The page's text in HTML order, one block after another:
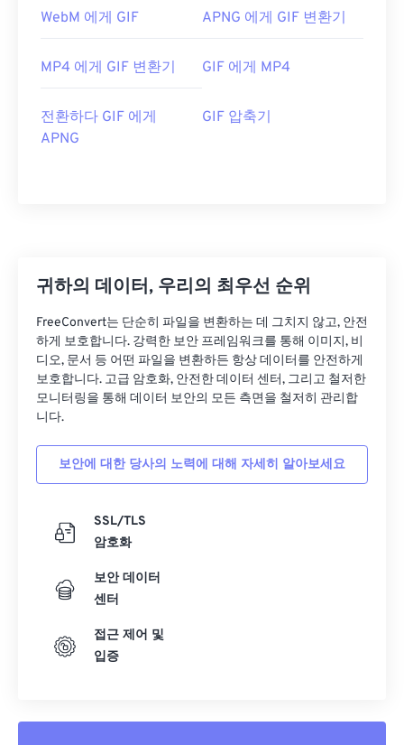
WebM 에게 GIF APNG 에게 GIF 변환기
MP4 에게 GIF 변환기 GIF 에게 MP4
전환하다 GIF 에게
APNG
GIF 압축기
귀하의 데이터, 우리의 최우선 순위
FreeConvert는 단순히 파일을 변환하는 데 그치지 않고, 안전
하게 보호합니다. 강력한 보안 프레임워크를 통해 이미지, 비
디오, 문서 등 어떤 파일을 변환하든 항상 데이터를 안전하게
보호합니다. 고급 암호화, 안전한 데이터 센터, 그리고 철저한
모니터링을 통해 데이터 보안의 모든 측면을 철저히 관리합
니다.
보안에 대한 당사의 노력에 대해 자세히 알아보세요
SSL/TLS
암호화
보안 데이터
센터
접근 제어 및
입증